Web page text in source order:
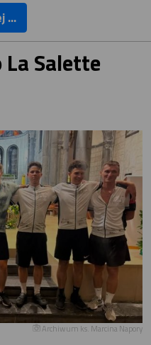
...
Salette
Archiwum ks. Marcina Napory